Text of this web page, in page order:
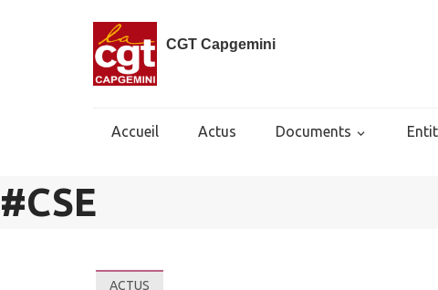
CGT Capgemini
Accueil Actus Documents
#CSE
ACTUS